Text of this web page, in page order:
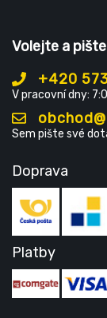
Volejte a
+420
V pracovní dny:
Sem pište své
Doprava
Platby